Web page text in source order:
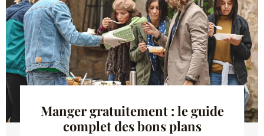
Manger gratuitement : le guide
complet des bons plans